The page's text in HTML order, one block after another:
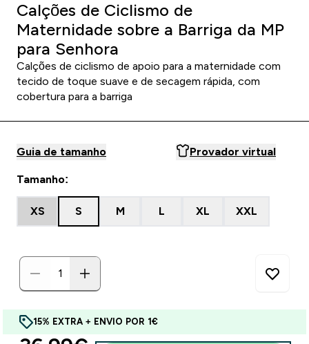
Calções de Ciclismo de
Maternidade sobre a Barriga da MP
para Senhora
Calções de ciclismo de apoio para a maternidade com
tecido de toque suave e de secagem rápida, com
cobertura para a barriga
Guia de tamanho Provador virtual
Tamanho:
XS S M L XL XXL
15% EXTRA + ENVIO POR 1€